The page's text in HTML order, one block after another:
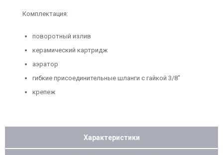
Комплектация:
поворотный излив
керамический картридж
аэратор
гибкие присоединительные шланги с гайкой 3/8"
крепеж
Характеристики